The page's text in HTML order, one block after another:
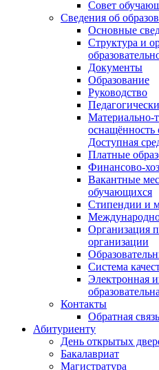
Совет
Сведения об
Основные
Структура и
Документы
Образование
Руководство
Материально-
оснащённость
Доступная
Платные
Финансово-
Вакантные
обучающихся
Стипендии и
Организация
организации
Система
Электронная
Контакты
Обратная связь
Абитуриенту
День открытых
Бакалавриат
Магистратура